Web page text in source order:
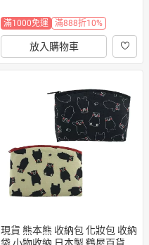
滿1000免運 滿888折10%
放入購物車
現貨 熊本熊 收納包 化妝包 收納
袋 小物收納 日本製 鶴屋百貨正